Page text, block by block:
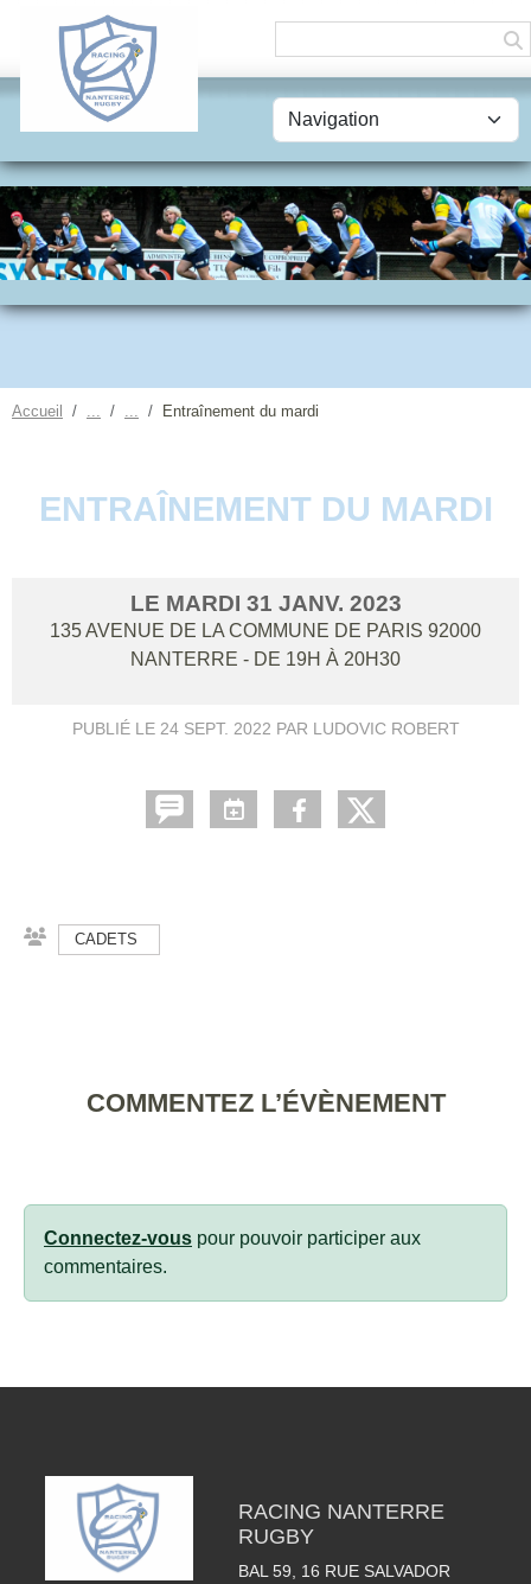
Accueil Entraînement du mardi
ENTRAÎNEMENT DU MARDI
LE MARDI 31 JANV. 2023
135 AVENUE DE LA COMMUNE DE PARIS 92000
NANTERRE - DE 19H À 20H30
PUBLIÉ LE 24 SEPT. 2022 PAR LUDOVIC ROBERT
CADETS
COMMENTEZ L’ÉVÈNEMENT
Connectez-vous pour pouvoir participer aux
commentaires.
RACING NANTERRE
RUGBY
BAL 59, 16 RUE SALVADOR
Panneau de gestion des cookies